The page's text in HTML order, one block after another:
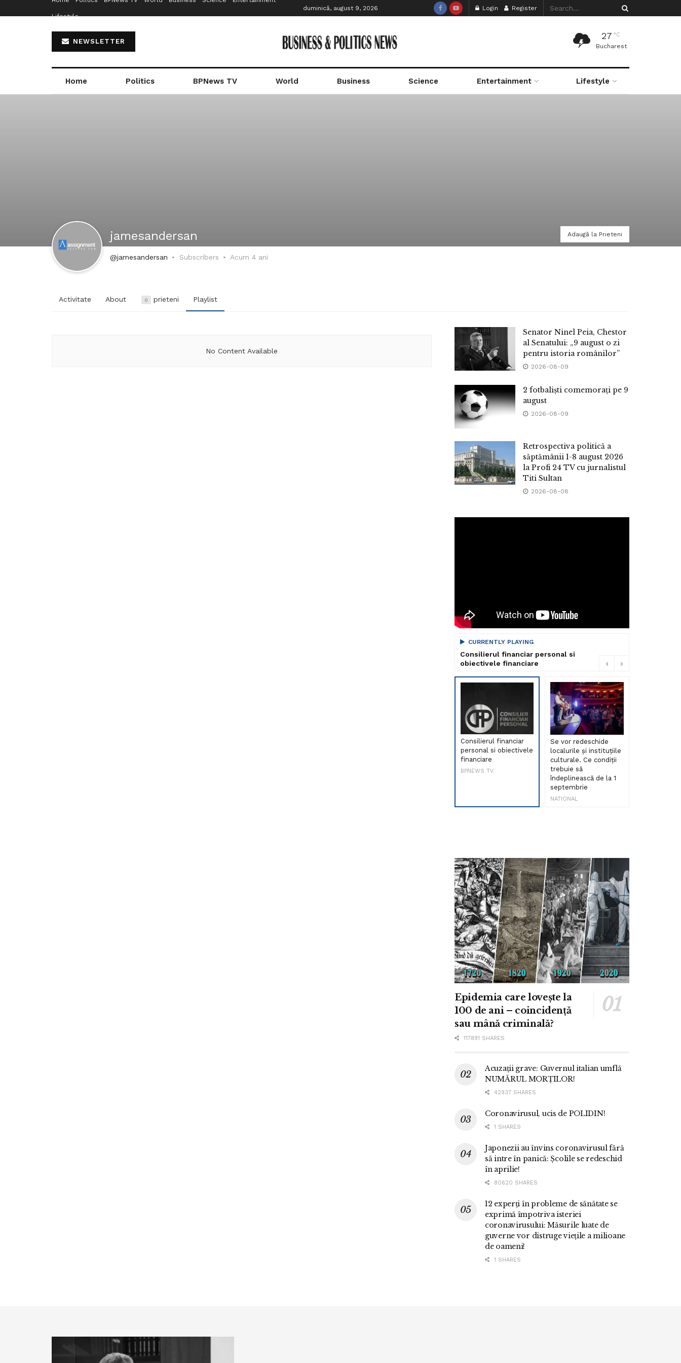
Lifestyle
duminică, august 9, 2026 Login Register
NEWSLETTER
27 °C
Bucharest
Home Politics BPNews TV World Business Science Entertainment Lifestyle
jamesandersan Adaugă la Prieteni
@jamesandersan Subscribers Acum 4 ani
Activitate About 0 prieteni Playlist
No Content Available
Senator Ninel Peia, Chestor
al Senatului: „9 august o zi
pentru istoria românilor”
2026-08-09
2 fotbaliști comemorați pe 9
august
2026-08-09
Retrospectiva politică a
săptămânii 1-8 august 2026
la Profi 24 TV cu jurnalistul
Titi Sultan
2026-08-08
CURRENTLY PLAYING
Consilierul financiar personal si
obiectivele financiare
Consilierul financiar
personal si obiectivele
financiare
BPNEWS TV
Se vor redeschide
localurile și instituțiile
culturale. Ce condiții
trebuie să
îndeplinească de la 1
septembrie
NATIONAL
Epidemia care lovește la
100 de ani – coincidență
sau mână criminală?
117891 SHARES
Acuzații grave: Guvernul italian umflă
NUMĂRUL MORȚILOR!
42937 SHARES
Coronavirusul, ucis de POLIDIN!
1 SHARES
Japonezii au învins coronavirusul fără
să intre în panică: Școlile se redeschid
în aprilie!
80620 SHARES
12 experți în probleme de sănătate se
exprimă împotriva isteriei
coronavirusului: Măsurile luate de
guverne vor distruge viețile a milioane
de oameni!
1 SHARES